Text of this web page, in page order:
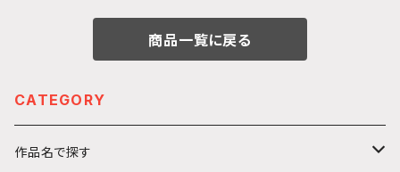
商品一覧に戻る
CATEGORY
作品名で探す